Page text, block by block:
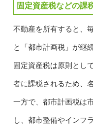
固定資産税などの課
不動産を所有すると、
と「都市計画税」が継
固定資産税は原則とし
者に課税されるため、
一方で、都市計画税は
し、都市整備やインフ